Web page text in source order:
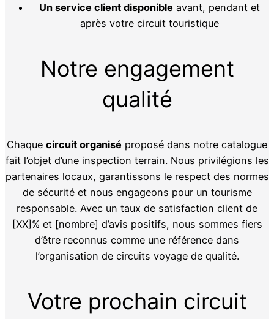
Un service client disponible avant, pendant et
après votre circuit touristique
Notre engagement
qualité
Chaque circuit organisé proposé dans notre catalogue
fait l’objet d’une inspection terrain. Nous privilégions les
partenaires locaux, garantissons le respect des normes
de sécurité et nous engageons pour un tourisme
responsable. Avec un taux de satisfaction client de
[XX]% et [nombre] d’avis positifs, nous sommes fiers
d’être reconnus comme une référence dans
l’organisation de circuits voyage de qualité.
Votre prochain circuit